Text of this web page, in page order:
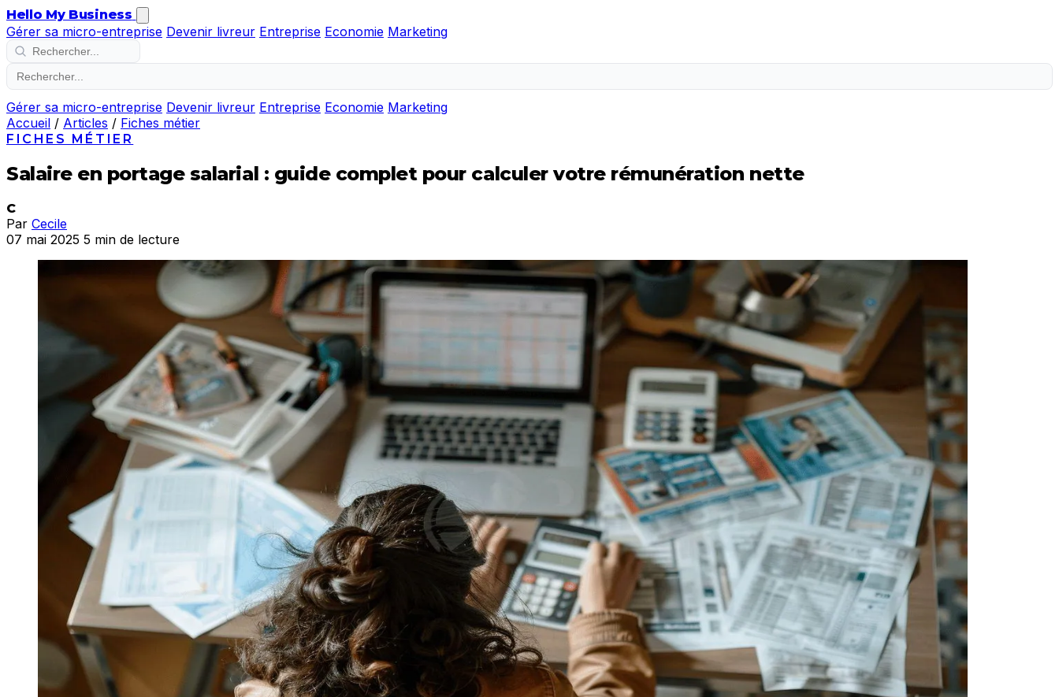
Hello My Business
Gérer sa micro-entreprise Devenir livreur Entreprise Economie Marketing
Gérer sa micro-entreprise Devenir livreur Entreprise Economie Marketing
Accueil / Articles / Fiches métier
FICHES MÉTIER
Salaire en portage salarial : guide complet pour calculer votre rémunération nette
C
Par Cecile
07 mai 2025 5 min de lecture